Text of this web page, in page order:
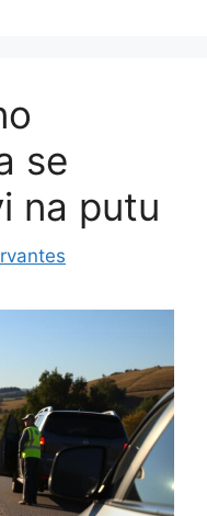
se
na putu